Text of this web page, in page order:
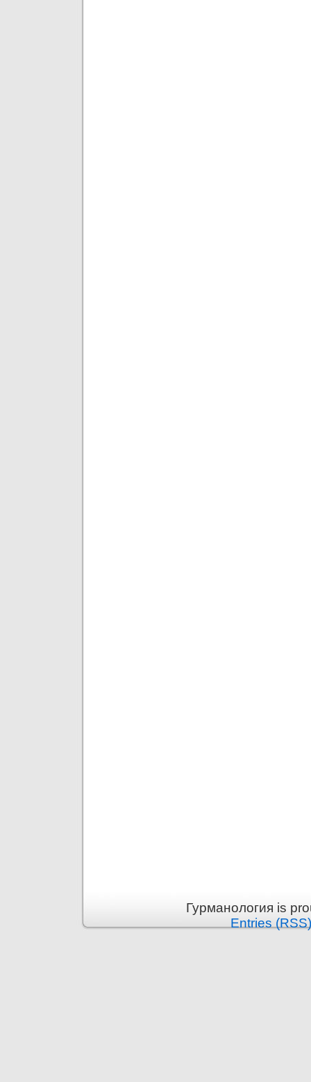
Гурманология is
Entries (RSS)